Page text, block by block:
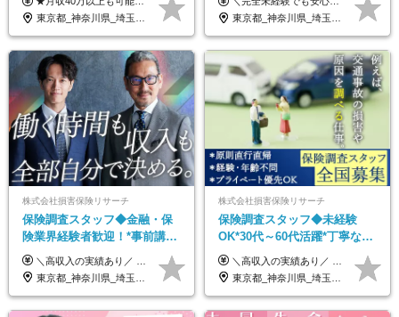
◆フレックス制
東京都_神奈川県_埼玉県_千葉県_大阪府_愛知県_北海道_青森県_岩手県_宮城県_秋田県_山形県_福島県_茨城県_栃木県_群馬県_新潟県_山梨県_長野県_富山県_石川県_福井県_静岡県_岐阜県_三重県_兵庫県_京都府_滋賀県_奈良県_和歌山県_広島県_岡山県_鳥取県_島根県_山口県_徳島県_香川県_愛媛県_高知県_福岡県_熊本県_佐賀県_長崎県_大分県_宮崎県_鹿児島県_沖縄県
東京都_神奈川県_埼玉県_千葉県_大阪府_愛知県_北海道_青森県_岩手県_宮城県_秋田県_山形県_福島県_茨城県_栃木県_群馬県_新潟県_山梨県_長野県_富山県_石川県_福井県_静岡県_岐阜県_三重県_兵庫県_京都府_滋賀県_奈良県_和歌山県_広島県_岡山県_鳥取県_島根県_山口県_徳島県_香川県_愛媛県_高知県_福岡県_熊本県_佐賀県_長崎県_大分県_宮崎県_鹿児島県_沖縄県
株式会社損害保険リサーチ
保険調査スタッフ◆金融・保
険業界経験者歓迎！*事前講習
あり*30代～60代活躍*調査は
原則直行直帰*高収入可
＼高収入の実績あり／ なかには年収1000万円を超える方もいらっしゃいます！ 【完全出来高報酬制】 ★仕事に慣れるまで収入をサポート 1か月目：報酬が通常の2倍 2か月目：報酬が通常の1.5倍 ※災害に関する業務については、収入サポートの対象外 ※試用期間はありません ＊＊＊業務報酬の例＊＊＊ ・事故原因調査（4箇所確認）…1万5000円～ ・有無責／不正請求疑義調査（自動車案件）…2万円～ ・医療調査（1箇所確認）…1万7000円～ ・書類取付（1箇所訪問）…3000円～ ※上記は目安になります ※実際の報酬は業務報酬に応じた個々のスキル・実績を加味したものになります
東京都_神奈川県_埼玉県_千葉県_大阪府_愛知県_北海道_青森県_岩手県_宮城県_秋田県_山形県_福島県_茨城県_栃木県_群馬県_新潟県_山梨県_長野県_富山県_石川県_福井県_静岡県_岐阜県_三重県_兵庫県_京都府_滋賀県_奈良県_和歌山県_広島県_岡山県_鳥取県_島根県_山口県_徳島県_香川県_愛媛県_高知県_福岡県_熊本県_佐賀県_長崎県_大分県_宮崎県_鹿児島県_沖縄県
株式会社損害保険リサーチ
保険調査スタッフ◆未経験
OK*30代～60代活躍*丁寧な講
習・サポートあり*原則直行直
帰／全国募集・業務委託
＼高収入の実績あり／ なかには年収1000万円を超えるスペシャリストもいらっしゃいます！ 【完全出来高報酬制】 ★仕事に慣れるまで収入をサポート 1か月目：報酬が通常の2倍 2か月目：報酬が通常の1.5倍 ※災害に関する業務については、収入サポートの対象外 ※試用期間はありません ＊＊＊業務報酬の例＊＊＊ ・事故原因調査（4箇所確認）…1万5000円～ ・有無責／不正請求疑義調査（自動車案件）…2万円～ ・医療調査（1箇所確認）…1万7000円～ ・書類取付（1箇所訪問）…3000円～ ※上記は目安になります ※実際の報酬は業務報酬に応じた個々のスキル・実績を加味したものになります
東京都_神奈川県_埼玉県_千葉県_大阪府_愛知県_北海道_青森県_岩手県_宮城県_秋田県_山形県_福島県_茨城県_栃木県_群馬県_新潟県_山梨県_長野県_富山県_石川県_福井県_静岡県_岐阜県_三重県_兵庫県_京都府_滋賀県_奈良県_和歌山県_広島県_岡山県_鳥取県_島根県_山口県_徳島県_香川県_愛媛県_高知県_福岡県_熊本県_佐賀県_長崎県_大分県_宮崎県_鹿児島県_沖縄県